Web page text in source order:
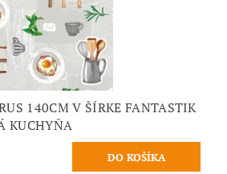
140CM V ŠÍRKE FANTASTIK
KUCHYŇA